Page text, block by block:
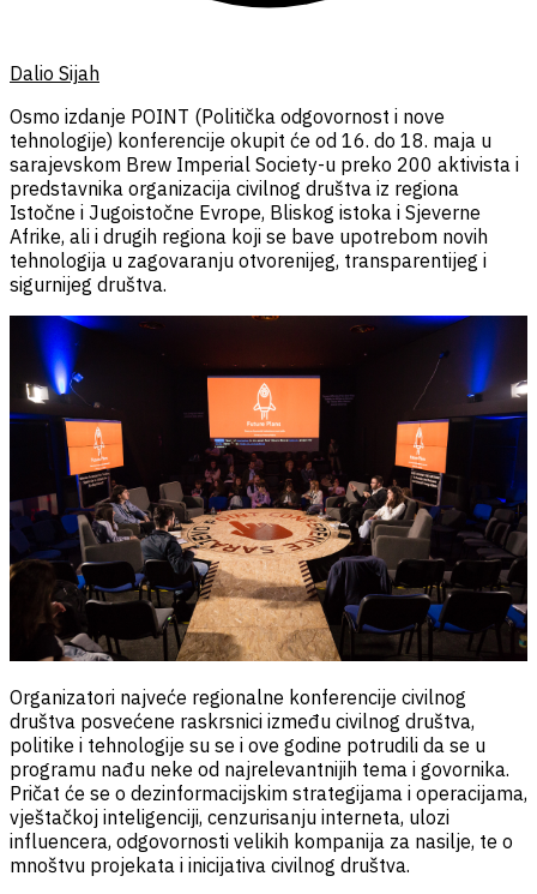
Dalio Sijah
Osmo izdanje POINT (Politička odgovornost i nove
tehnologije) konferencije okupit će od 16. do 18. maja u
sarajevskom Brew Imperial Society-u preko 200 aktivista i
predstavnika organizacija civilnog društva iz regiona
Istočne i Jugoistočne Evrope, Bliskog istoka i Sjeverne
Afrike, ali i drugih regiona koji se bave upotrebom novih
tehnologija u zagovaranju otvorenijeg, transparentijeg i
sigurnijeg društva.
Organizatori najveće regionalne konferencije civilnog
društva posvećene raskrsnici između civilnog društva,
politike i tehnologije su se i ove godine potrudili da se u
programu nađu neke od najrelevantnijih tema i govornika.
Pričat će se o dezinformacijskim strategijama i operacijama,
vještačkoj inteligenciji, cenzurisanju interneta, ulozi
influencera, odgovornosti velikih kompanija za nasilje, te o
mnoštvu projekata i inicijativa civilnog društva.